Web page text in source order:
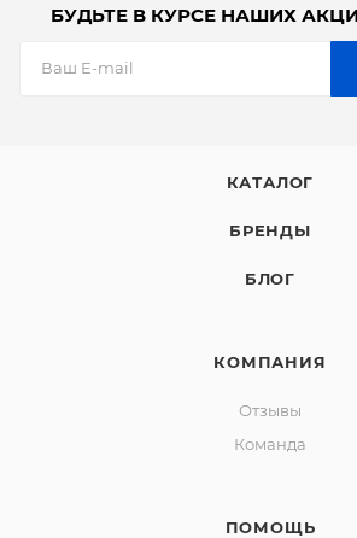
БУДЬТЕ В КУРСЕ НАШИХ
КАТАЛОГ
БРЕНДЫ
БЛОГ
КОМПАНИЯ
Отзывы
Команда
ПОМОЩЬ